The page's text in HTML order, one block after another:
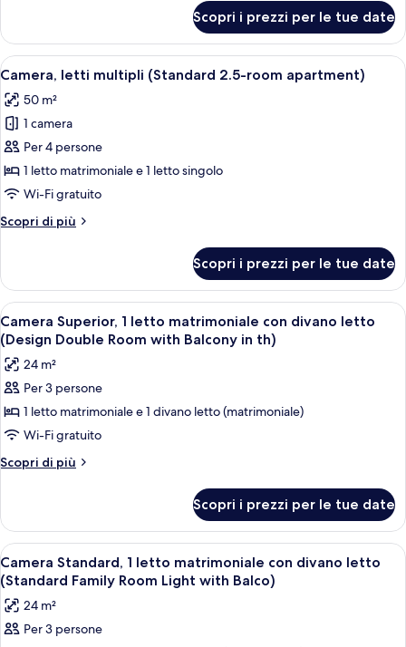
apartment)
letti
multipli
(Standard
room
apartment)
Scopri i prezzi per le tue date
Apri
tutte
le
foto
per
Camera,
letti
(Standard
apartment)
Un soggiorno con un camino a
2
Camera, letti multipli (Standard 2.5-room apartment)
50 m²
1 camera
Per 4 persone
1 letto matrimoniale e 1 letto singolo
Wi-Fi gratuito
Scopri di più
Altri
letti
multipli
(Standard
2.5-
room
apartment)
Scopri i prezzi per le tue date
Apri
tutte
le
foto
per
Camera
Superior,
1
con
divano
letto
(Design
Double
Room
Una moderna camera d'hotel con
3
Camera Superior, 1 letto matrimoniale con divano letto
(Design Double Room with Balcony in th)
24 m²
Per 3 persone
1 letto matrimoniale e 1 divano letto (matrimoniale)
Wi-Fi gratuito
Scopri di più
Altri
Superior,
letto
matrimoniale
con
divano
letto
Scopri i prezzi per le tue date
Apri
tutte
le
foto
per
Camera d'albergo con due letti,
2
Camera Standard, 1 letto matrimoniale con divano letto
(Standard Family Room Light with Balco)
24 m²
Per 3 persone